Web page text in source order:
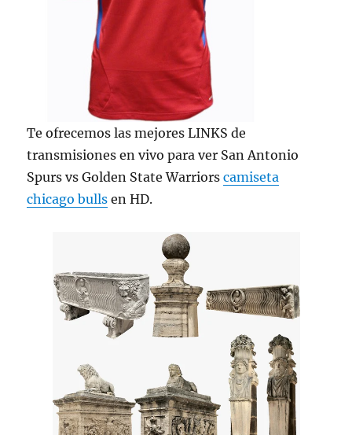
Te ofrecemos las mejores LINKS de
transmisiones en vivo para ver San Antonio
Spurs vs Golden State Warriorscamiseta
chicago bulls en HD.